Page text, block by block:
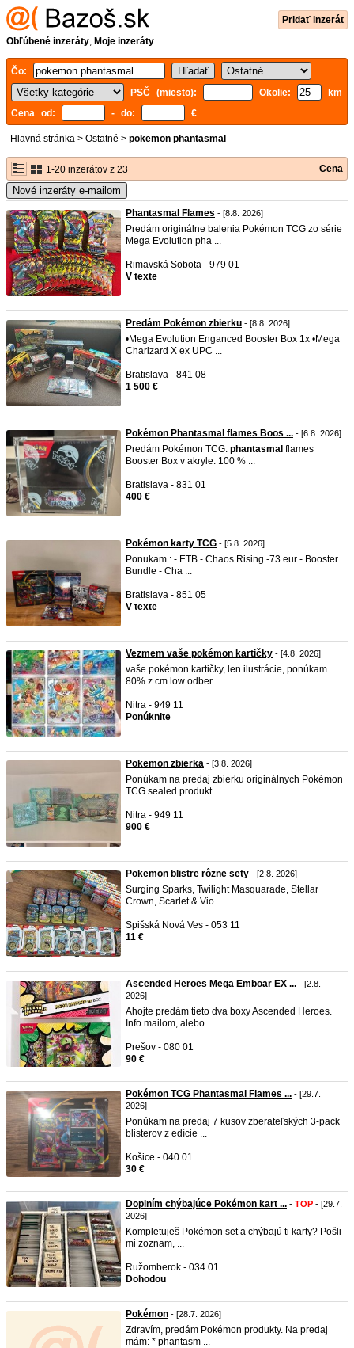
Pridať inzerát
Obľúbené inzeráty, Moje inzeráty
Čo:
PSČ (miesto):
Okolie:
km
Cena od:
- do: €
Hlavná stránka > Ostatné > pokemon phantasmal
1-20 inzerátov z 23 Cena
Nové inzeráty e-mailom
Phantasmal Flames - [8.8. 2026]
Predám originálne balenia Pokémon TCG zo série
Mega Evolution pha ...
Rimavská Sobota - 979 01
V texte
Predám Pokémon zbierku - [8.8. 2026]
•Mega Evolution Enganced Booster Box 1x •Mega
Charizard X ex UPC ...
Bratislava - 841 08
1 500 €
Pokémon Phantasmal flames Boos ... - [6.8. 2026]
Predám Pokémon TCG: phantasmal flames
Booster Box v akryle. 100 % ...
Bratislava - 831 01
400 €
Pokémon karty TCG - [5.8. 2026]
Ponukam : - ETB - Chaos Rising -73 eur - Booster
Bundle - Cha ...
Bratislava - 851 05
V texte
Vezmem vaše pokémon kartičky - [4.8. 2026]
vaše pokémon kartičky, len ilustrácie, ponúkam
80% z cm low odber ...
Nitra - 949 11
Ponúknite
Pokemon zbierka - [3.8. 2026]
Ponúkam na predaj zbierku originálnych Pokémon
TCG sealed produkt ...
Nitra - 949 11
900 €
Pokemon blistre rôzne sety - [2.8. 2026]
Surging Sparks, Twilight Masquarade, Stellar
Crown, Scarlet & Vio ...
Spišská Nová Ves - 053 11
11 €
Ascended Heroes Mega Emboar EX ... - [2.8.
2026]
Ahojte predám tieto dva boxy Ascended Heroes.
Info mailom, alebo ...
Prešov - 080 01
90 €
Pokémon TCG Phantasmal Flames ... - [29.7.
2026]
Ponúkam na predaj 7 kusov zberateľských 3-pack
blisterov z edície ...
Košice - 040 01
30 €
Doplním chýbajúce Pokémon kart ... - TOP - [29.7.
2026]
Kompletuješ Pokémon set a chýbajú ti karty? Pošli
mi zoznam, ...
Ružomberok - 034 01
Dohodou
Pokémon - [28.7. 2026]
Zdravím, predám Pokémon produkty. Na predaj
mám: * phantasm ...